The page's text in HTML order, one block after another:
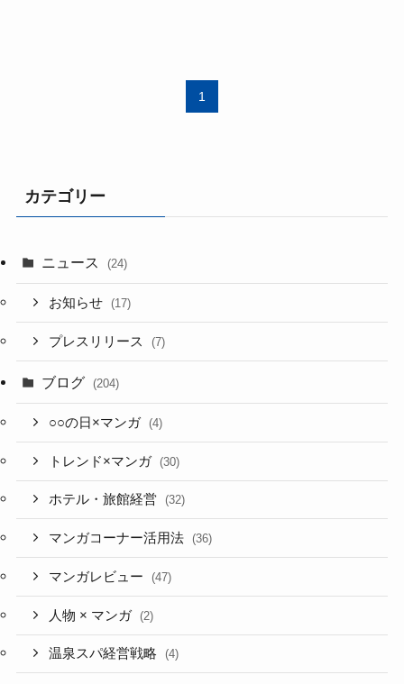
1
カテゴリー
ニュース (24)
お知らせ (17)
プレスリリース (7)
ブログ (204)
○○の日×マンガ (4)
トレンド×マンガ (30)
ホテル・旅館経営 (32)
マンガコーナー活用法 (36)
マンガレビュー (47)
人物 × マンガ (2)
温泉スパ経営戦略 (4)